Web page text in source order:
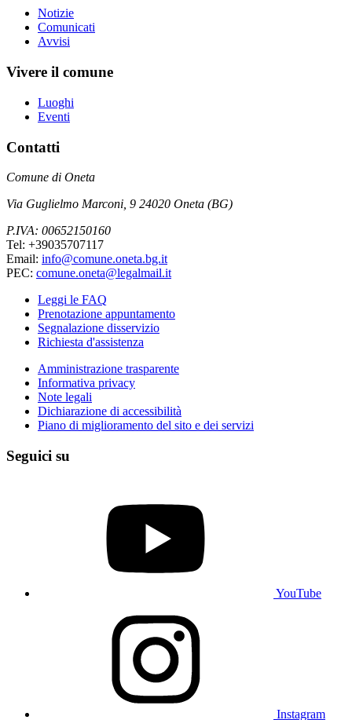
Notizie
Comunicati
Avvisi
Vivere il comune
Luoghi
Eventi
Contatti
Comune di Oneta
Via Guglielmo Marconi, 9 24020 Oneta (BG)
P.IVA: 00652150160
Tel: +39035707117
Email: info@comune.oneta.bg.it
PEC: comune.oneta@legalmail.it
Leggi le FAQ
Prenotazione appuntamento
Segnalazione disservizio
Richiesta d'assistenza
Amministrazione trasparente
Informativa privacy
Note legali
Dichiarazione di accessibilità
Piano di miglioramento del sito e dei servizi
Seguici su
YouTube
Instagram